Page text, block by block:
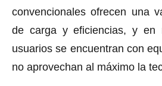
convencionales ofrecen una
de carga y eficiencias, y en
usuarios se encuentran con
no aprovechan al máximo la